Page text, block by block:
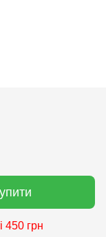
450 грн